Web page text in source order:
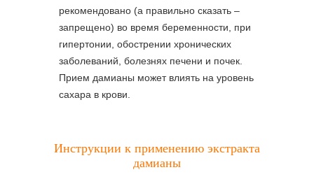
рекомендовано (а правильно сказать –
запрещено) во время беременности, при
гипертонии, обострении хронических
заболеваний, болезнях печени и почек.
Прием дамианы может влиять на уровень
сахара в крови.
Инструкции к применению экстракта
дамианы